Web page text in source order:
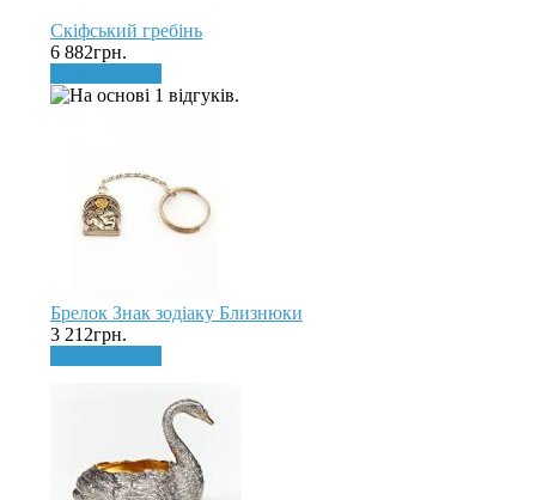
Скіфський гребінь
6 882грн.
Брелок Знак зодіаку Близнюки
3 212грн.